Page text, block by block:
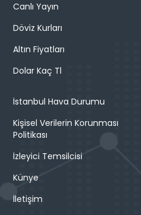
Canlı Yayın
Döviz Kurları
Altın Fiyatları
Dolar Kaç Tl
İstanbul Hava Durumu
Kişisel Verilerin Korunması
Politikası
İzleyici Temsilcisi
Künye
İletişim